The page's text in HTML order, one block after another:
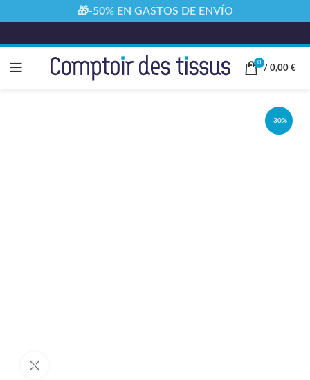
0
/ 0,00 €
-30%
🎁-50% EN GASTOS DE ENVÍO